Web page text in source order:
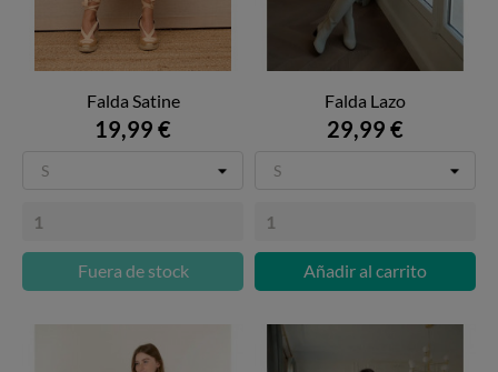
Falda Satine
19,99 €
Fuera de stock
Falda Lazo
29,99 €
Añadir al carrito